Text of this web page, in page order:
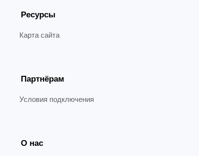
Ресурсы
Карта сайта
Партнёрам
Условия подключения
О нас